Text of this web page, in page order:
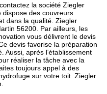
la société Ziegler
dispose des couvreurs
dans la qualité. Ziegler
56200. Par ailleurs, les
vous délivrent le devis
devis favorise la préparation
Aussi, après l’établissement
réaliser la tâche avec la
toujours appel à des
sur votre toit. Ziegler